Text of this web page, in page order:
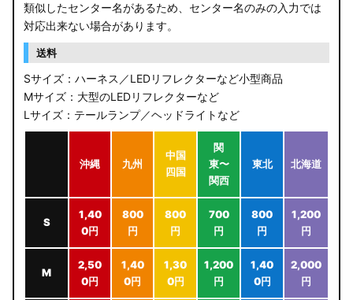
JB64W/JB74W/JC74W ジムニー/シエラ/ノマド
類似したセンター名があるため、センター名のみの入力では
対応出来ない場合があります。
送料
Sサイズ：ハーネス／LEDリフレクターなど小型商品
Mサイズ：大型のLEDリフレクターなど
Lサイズ：テールランプ／ヘッドライトなど
沖縄 九州
中国
四国
関
東〜
関西
東北 北海道
S
1,40
0円
800
円
800
円
700
円
800
円
1,200
円
M
2,50
0円
1,40
0円
1,30
0円
1,200
円
1,40
0円
2,000
円